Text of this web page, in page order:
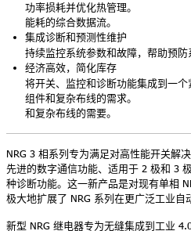
功率损耗并优化热管理。
能耗的综合数据流。
集成诊断和预测性维护
持续监控系统参数和故障，帮助预防
经济高效，简化库存
将开关、监控和诊断功能集成到一
组件和复杂布线的需求。
和复杂布线的需要。
NRG 3 相系列专为满足对高性能开关解
先进的数字通信功能、适用于 2 极和 3
种诊断功能。这一新产品是对现有单相
极大地扩展了 NRG 系列在更广泛工业自
新型 NRG 继电器专为无缝集成到工业